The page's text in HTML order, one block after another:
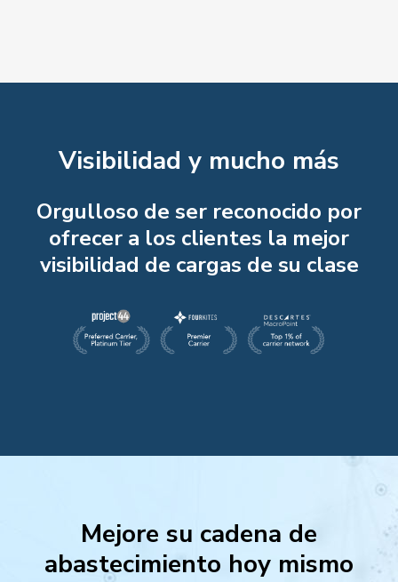
Visibilidad y mucho más
Orgulloso de ser reconocido por
ofrecer a los clientes la mejor
visibilidad de cargas de su clase
Mejore su cadena de
abastecimiento hoy mismo